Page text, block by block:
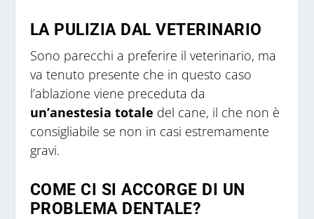
LA PULIZIA DAL VETERINARIO
Sono parecchi a preferire il veterinario, ma
va tenuto presente che in questo caso
l’ablazione viene preceduta da
un’anestesia totale del cane, il che non è
consigliabile se non in casi estremamente
gravi.
COME CI SI ACCORGE DI UN
PROBLEMA DENTALE?